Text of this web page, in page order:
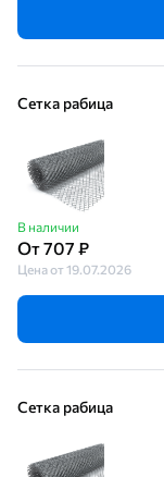
Сетка рабица
В наличии
От 707 ₽
Цена от 19.07.2026
Сетка рабица